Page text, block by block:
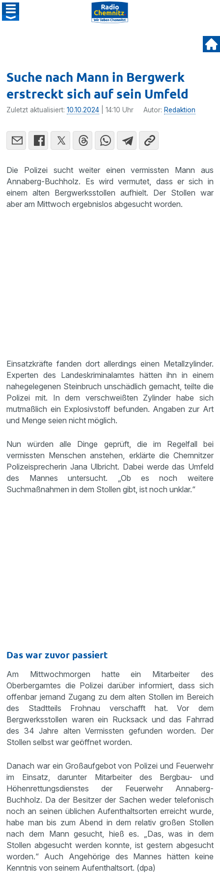
Suche nach Mann in Bergwerk
erstreckt sich auf sein Umfeld
Zuletzt aktualisiert:10.10.2024 | 14:10 Uhr Autor: Redaktion
Die Polizei sucht weiter einen vermissten Mann aus
Annaberg-Buchholz. Es wird vermutet, dass er sich in
einem alten Bergwerksstollen aufhielt. Der Stollen war
aber am Mittwoch ergebnislos abgesucht worden.
Einsatzkräfte fanden dort allerdings einen Metallzylinder.
Experten des Landeskriminalamtes hätten ihn in einem
nahegelegenen Steinbruch unschädlich gemacht, teilte die
Polizei mit. In dem verschweißten Zylinder habe sich
mutmaßlich ein Explosivstoff befunden. Angaben zur Art
und Menge seien nicht möglich.
Nun würden alle Dinge geprüft, die im Regelfall bei
vermissten Menschen anstehen, erklärte die Chemnitzer
Polizeisprecherin Jana Ulbricht. Dabei werde das Umfeld
des Mannes untersucht. „Ob es noch weitere
Suchmaßnahmen in dem Stollen gibt, ist noch unklar.“
Das war zuvor passiert
Am Mittwochmorgen hatte ein Mitarbeiter des
Oberbergamtes die Polizei darüber informiert, dass sich
offenbar jemand Zugang zu dem alten Stollen im Bereich
des Stadtteils Frohnau verschafft hat. Vor dem
Bergwerksstollen waren ein Rucksack und das Fahrrad
des 34 Jahre alten Vermissten gefunden worden. Der
Stollen selbst war geöffnet worden.
Danach war ein Großaufgebot von Polizei und Feuerwehr
im Einsatz, darunter Mitarbeiter des Bergbau- und
Höhenrettungsdienstes der Feuerwehr Annaberg-
Buchholz. Da der Besitzer der Sachen weder telefonisch
noch an seinen üblichen Aufenthaltsorten erreicht wurde,
habe man bis zum Abend in dem relativ großen Stollen
nach dem Mann gesucht, hieß es. „Das, was in dem
Stollen abgesucht werden konnte, ist gestern abgesucht
worden.“ Auch Angehörige des Mannes hätten keine
Kenntnis von seinem Aufenthaltsort. (dpa)